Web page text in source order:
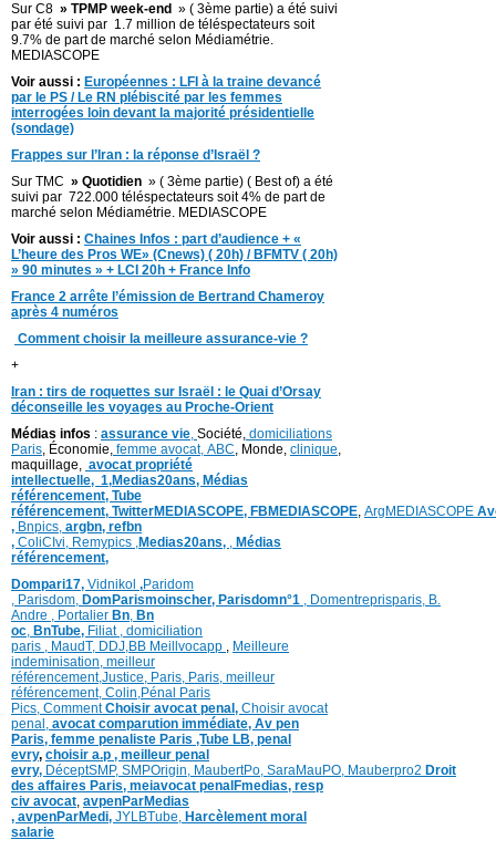
Sur C8 » TPMP week-end » ( 3ème partie) a été suivi
par été suivi par 1.7 million de téléspectateurs soit
9.7% de part de marché selon Médiamétrie.
MEDIASCOPE
Voir aussi : Européennes : LFI à la traine devancé
par le PS / Le RN plébiscité par les femmes
interrogées loin devant la majorité présidentielle
(sondage)
Frappes sur l’Iran : la réponse d’Israël ?
Sur TMC » Quotidien » ( 3ème partie) ( Best of) a été
suivi par 722.000 téléspectateurs soit 4% de part de
marché selon Médiamétrie. MEDIASCOPE
Voir aussi : Chaines Infos : part d’audience + «
L’heure des Pros WE» (Cnews) ( 20h) / BFMTV ( 20h)
» 90 minutes » + LCI 20h + France Info
France 2 arrête l’émission de Bertrand Chameroy
après 4 numéros
Comment choisir la meilleure assurance-vie ?
+
Iran : tirs de roquettes sur Israël : le Quai d’Orsay
déconseille les voyages au Proche-Orient
Médias infos : assurance vie, Société, domiciliations
Paris, Économie, femme avocat, ABC, Monde, clinique,
maquillage, avocat propriété
intellectuelle, 1,Medias20ans, Médias
référencement, Tube
référencement, TwitterMEDIASCOPE, FBMEDIASCOPE, ArgMEDIASCOPE
, Bnpics, argbn, refbn
, ColiCIvi, Remypics ,Medias20ans, , Médias
référencement,
Dompari17, Vidnikol ,Paridom
, Parisdom, DomParismoinscher, Parisdomn°1 , Domentreprisparis, B.
Andre , Portalier Bn, Bn
oc, BnTube, Filiat, domiciliation
paris , MaudT, DDJ,BB Meillvocapp , Meilleure
indeminisation, meilleur
référencement,Justice, Paris, Paris, meilleur
référencement, Colin,Pénal Paris
Pics, CommentChoisir avocat penal, Choisir avocat
penal, avocat comparution immédiate, Av pen
Paris, femme penaliste Paris ,Tube LB, penal
evry, choisir a.p , meilleur penal
evry, DéceptSMP, SMPOrigin, MaubertPo, SaraMauPO, Mauberpro2 Droit
des affaires Paris, meiavocat penalFmedias, resp
civ avocat, avpenParMedias
, avpenParMedi, JYLBTube, Harcèlement moral
salarie